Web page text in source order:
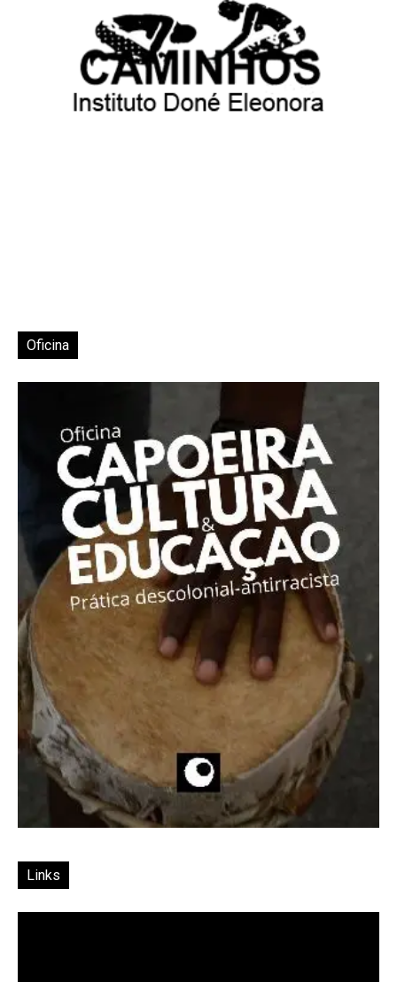
Oficina
Links